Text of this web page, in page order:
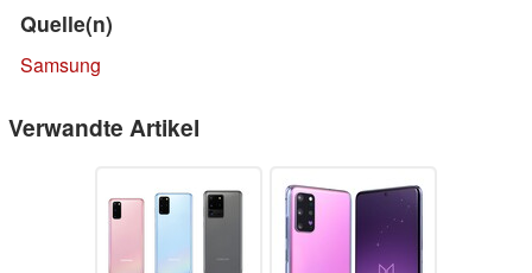
Quelle(n)
Samsung
Verwandte Artikel